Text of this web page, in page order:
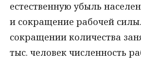
естественную убыль
и сокращение рабочей
сокращении количества
тыс. человек численность